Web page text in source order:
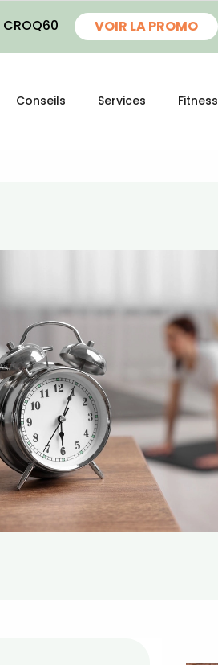
VOIR LA PROMO
Conseils Services Fitness